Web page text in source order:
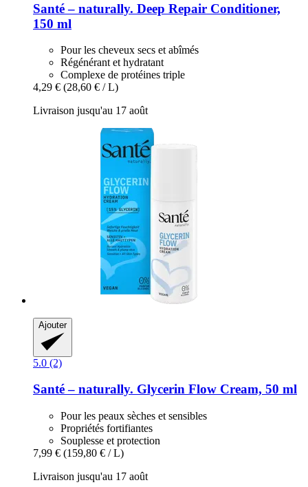
Santé – naturally. Deep Repair Conditioner,
150 ml
Pour les cheveux secs et abîmés
Régénérant et hydratant
Complexe de protéines triple
4,29 € (28,60 € / L)
Livraison jusqu'au 17 août
Ajouter
5.0 (2)
Santé – naturally. Glycerin Flow Cream, 50 ml
Pour les peaux sèches et sensibles
Propriétés fortifiantes
Souplesse et protection
7,99 € (159,80 € / L)
Livraison jusqu'au 17 août